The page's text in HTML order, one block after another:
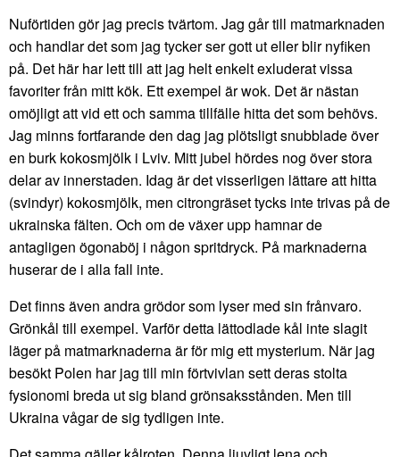
Nuförtiden gör jag precis tvärtom. Jag går till matmarknaden
och handlar det som jag tycker ser gott ut eller blir nyfiken
på. Det här har lett till att jag helt enkelt exluderat vissa
favoriter från mitt kök. Ett exempel är wok. Det är nästan
omöjligt att vid ett och samma tillfälle hitta det som behövs.
Jag minns fortfarande den dag jag plötsligt snubblade över
en burk kokosmjölk i Lviv. Mitt jubel hördes nog över stora
delar av innerstaden. Idag är det visserligen lättare att hitta
(svindyr) kokosmjölk, men citrongräset tycks inte trivas på de
ukrainska fälten. Och om de växer upp hamnar de
antagligen ögonaböj i någon spritdryck. På marknaderna
huserar de i alla fall inte.
Det finns även andra grödor som lyser med sin frånvaro.
Grönkål till exempel. Varför detta lättodlade kål inte slagit
läger på matmarknaderna är för mig ett mysterium. När jag
besökt Polen har jag till min förtvivlan sett deras stolta
fysionomi breda ut sig bland grönsaksstånden. Men till
Ukraina vågar de sig tydligen inte.